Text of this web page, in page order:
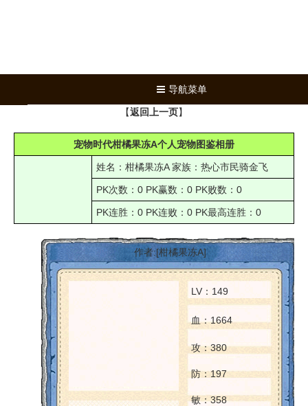
导航菜单
【返回上一页】
宠物时代柑橘果冻A个人宠物图鉴相册
姓名：柑橘果冻A 家族：热心市民骑金飞
PK次数：0 PK赢数：0 PK败数：0
PK连胜：0 PK连败：0 PK最高连胜：0
作者:[柑橘果冻A]
LV：149
血：1664
攻：380
防：197
敏：358